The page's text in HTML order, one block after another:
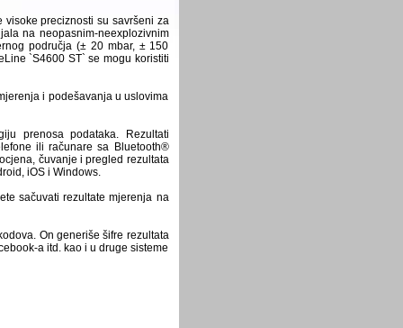
preciznosti su savršeni za
na neopasnim-neexplozivnim
područja (± 20 mbar, ± 150
`S4600 ST` se mogu koristiti
i podešavanja u uslovima
prenosa podataka. Rezultati
ili računare sa Bluetooth®
čuvanje i pregled rezultata
iOS i Windows.
sačuvati rezultate mjerenja na
On generiše šifre rezultata
a itd. kao i u druge sisteme